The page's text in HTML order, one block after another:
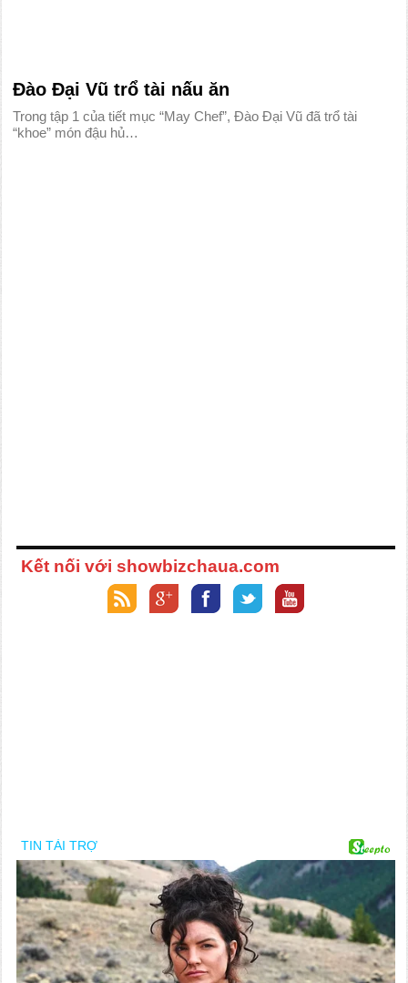
Đào Đại Vũ trổ tài nấu ăn
Trong tập 1 của tiết mục “May Chef”, Đào Đại Vũ đã trổ tài
“khoe” món đậu hủ…
Kết nối với showbizchaua.com